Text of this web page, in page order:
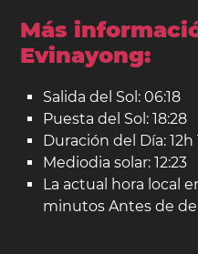
Más
Evinayong:
Salida del Sol: 06:18
Puesta del Sol: 18:28
Duración del Día: 12h
Mediodia solar: 12:23
La actual hora local
minutos Antes de de